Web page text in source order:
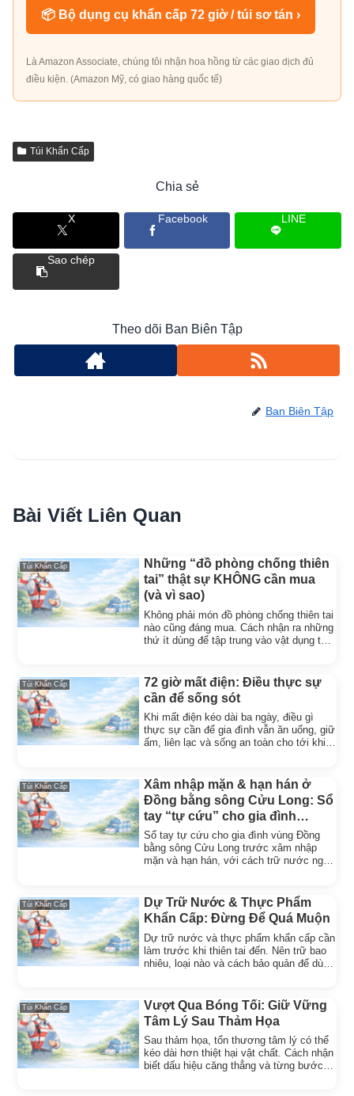
📦 Bộ dụng cụ khẩn cấp 72 giờ / túi sơ tán ›
Là Amazon Associate, chúng tôi nhận hoa hồng từ các giao dịch đủ
điều kiện. (Amazon Mỹ, có giao hàng quốc tế)
Túi Khẩn Cấp
Chia sẻ
X Facebook LINE
Sao chép
Theo dõi Ban Biên Tập
Ban Biên Tập
Bài Viết Liên Quan
Túi Khẩn Cấp
Những “đồ phòng chống thiên
tai” thật sự KHÔNG cần mua
(và vì sao)
Không phải món đồ phòng chống thiên tai
nào cũng đáng mua. Cách nhận ra những
thứ ít dùng để tập trung vào vật dụng thật
Túi Khẩn Cấp
72 giờ mất điện: Điều thực sự
cần để sống sót
Khi mất điện kéo dài ba ngày, điều gì
thực sự cần để gia đình vẫn ăn uống, giữ
ấm, liên lạc và sống an toàn cho tới khi
Túi Khẩn Cấp
Xâm nhập mặn & hạn hán ở
Đồng bằng sông Cửu Long: Sổ
tay “tự cứu” cho gia đình
(phiên bản thực tế)
Sổ tay tự cứu cho gia đình vùng Đồng
bằng sông Cửu Long trước xâm nhập
mặn và hạn hán, với cách trữ nước ngọt
Túi Khẩn Cấp
Dự Trữ Nước & Thực Phẩm
Khẩn Cấp: Đừng Để Quá Muộn
Dự trữ nước và thực phẩm khẩn cấp cần
làm trước khi thiên tai đến. Nên trữ bao
nhiêu, loại nào và cách bảo quản để dùng
Túi Khẩn Cấp
Vượt Qua Bóng Tối: Giữ Vững
Tâm Lý Sau Thảm Họa
Sau thảm họa, tổn thương tâm lý có thể
kéo dài hơn thiệt hại vật chất. Cách nhận
biết dấu hiệu căng thẳng và từng bước